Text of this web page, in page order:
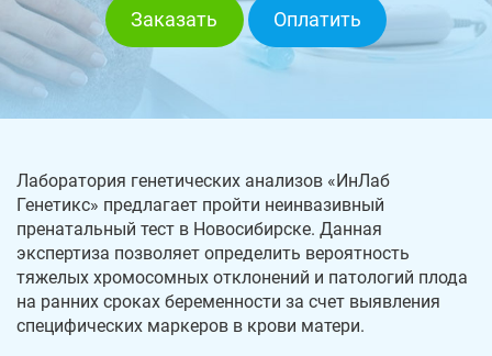
Заказать Оплатить
Лаборатория генетических анализов «ИнЛаб
Генетикс» предлагает пройти неинвазивный
пренатальный тест в Новосибирске. Данная
экспертиза позволяет определить вероятность
тяжелых хромосомных отклонений и патологий плода
на ранних сроках беременности за счет выявления
специфических маркеров в крови матери.